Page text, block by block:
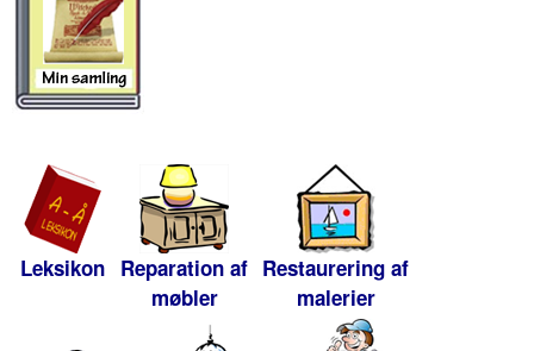
Leksikon Reparation af
møbler
Restaurering af
malerier